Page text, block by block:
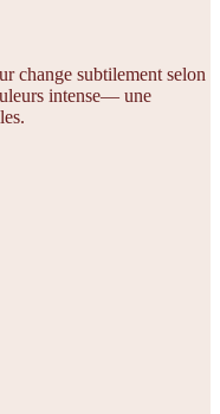
change subtilement selon
intense— une